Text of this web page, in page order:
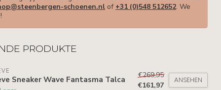
schoenen.nl of +31 (0)548 512652. We
PRODUKTE
Sneaker Wave Fantasma Talca
€269,95
€161,97
ANSEHEN